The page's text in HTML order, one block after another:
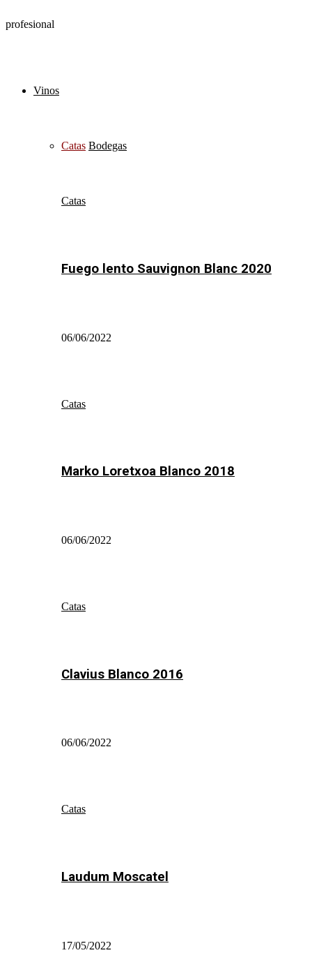
profesional
Vinos
Catas Bodegas
Catas
Fuego lento Sauvignon Blanc 2020
06/06/2022
Catas
Marko Loretxoa Blanco 2018
06/06/2022
Catas
Clavius Blanco 2016
06/06/2022
Catas
Laudum Moscatel
17/05/2022